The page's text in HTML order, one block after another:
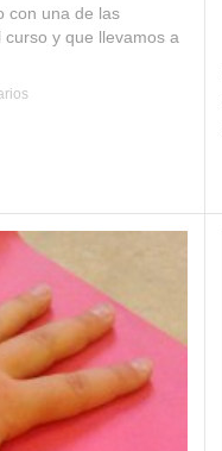
con una de las
y que llevamos a